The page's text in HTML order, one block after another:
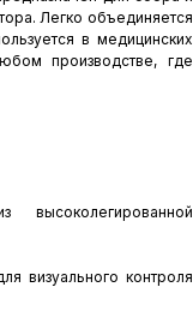
Легко объединяется
в медицинских
производстве, где
визуального контроля